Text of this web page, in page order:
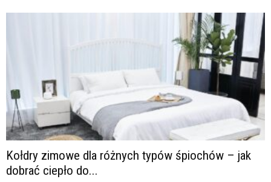
Kołdry zimowe dla różnych typów śpiochów – jak
dobrać ciepło do...